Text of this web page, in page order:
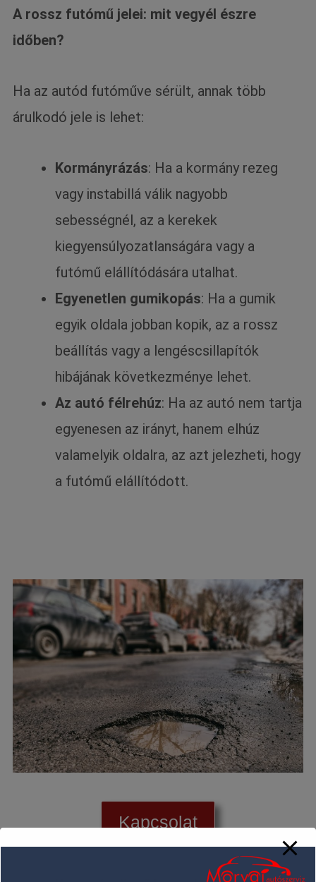
A rossz futómű jelei: mit vegyél észre
időben?
Ha az autód futóműve sérült, annak több
árulkodó jele is lehet:
Kormányrázás: Ha a kormány rezeg
vagy instabillá válik nagyobb
sebességnél, az a kerekek
kiegyensúlyozatlanságára vagy a
futómű elállítódására utalhat.
Egyenetlen gumikopás: Ha a gumik
egyik oldala jobban kopik, az a rossz
beállítás vagy a lengéscsillapítók
hibájának következménye lehet.
Az autó félrehúz: Ha az autó nem tartja
egyenesen az irányt, hanem elhúz
valamelyik oldalra, az azt jelezheti, hogy
a futómű elállítódott.
Kapcsolat